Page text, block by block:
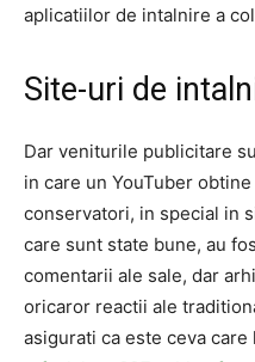
aplicatiilor de intalnire a
Site-uri de
Dar veniturile publicitare
in care un YouTuber
conservatori, in special in
care sunt state bune, au
comentarii ale sale, dar
oricaror reactii ale
asigurati ca este ceva